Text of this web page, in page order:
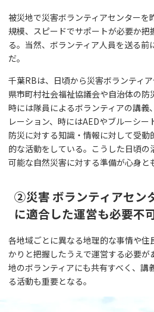
被災地で災害ボランティアセンターを
規模、スピードでサポートが必要か把
る。当然、ボランティア人員を送る
だ。
千葉RBは、日頃から災害ボランティ
県市町村社会福祉協議会や自治体の防
時には隊員によるボランティアの講義
レーション、時にはAEDやブルーシー
防災に対する知識・情報に対して受
的な活動をしている。こうした日頃
可能な自然災害に対する準備が心身と
②災害 ボランティアセン
に適合した運営も必要不
各地域ごとに異なる地理的な事情や住
かりと把握したうえで運営する必要
地のボランティアにも共有すべく、講
る活動も重要となる。